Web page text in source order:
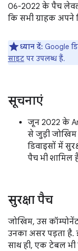
06-2022 के पैच लेवल
कि सभी ग्राहक अपने
ध्यान दें: Google
साइट पर उपलब्ध हैं.
सूचनाएं
जून 2022 के
से जुड़ी जोखिम
डिवाइसों में
पैच भी शामिल
सुरक्षा पैच
जोखिम, उस
उनका असर पड़ता है.
साथ ही, एक टेबल